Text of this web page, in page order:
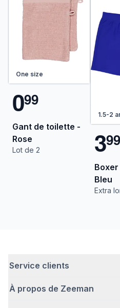
One size
099
Gant de toilette -
Rose
Lot de 2
1.5-2
399
Bleu
Extra
Service clients
Questions fréquentes
À propos de Zeeman